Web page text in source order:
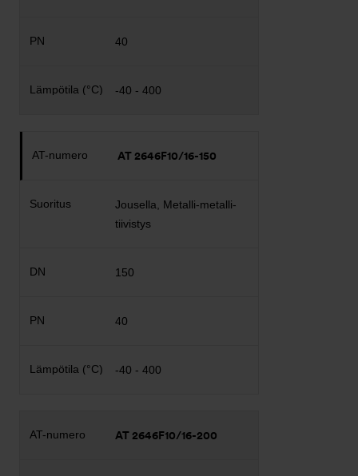
40
-40 - 400
AT 2646F10/16-150
Jousella, Metalli-metalli-
tiivistys
150
40
-40 - 400
AT 2646F10/16-200